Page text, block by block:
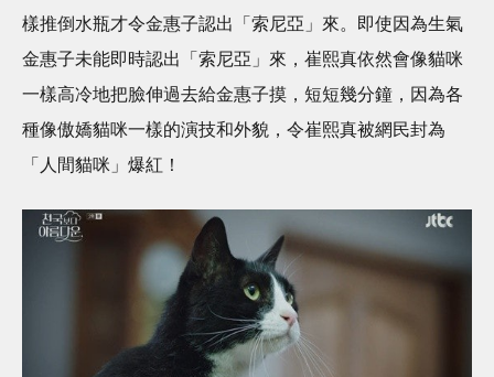
樣推倒水瓶才令金惠子認出「索尼亞」來。即使因為生氣
金惠子未能即時認出「索尼亞」來，崔熙真依然會像貓咪
一樣高冷地把臉伸過去給金惠子摸，短短幾分鐘，因為各
種像傲嬌貓咪一樣的演技和外貌，令崔熙真被網民封為
「人間貓咪」爆紅！